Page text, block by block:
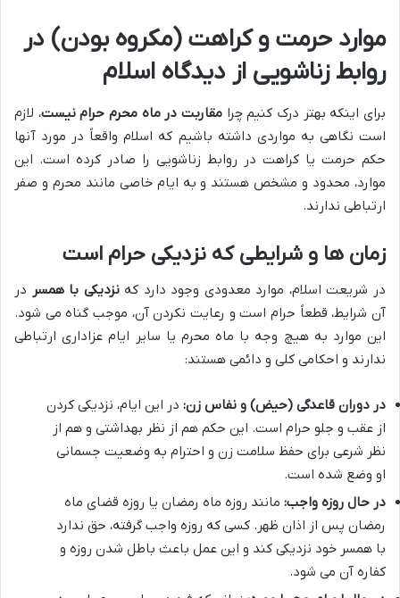
موارد حرمت و کراهت (مکروه بودن) در
روابط زناشویی از دیدگاه اسلام
برای اینکه بهتر درک کنیم چرا مقاربت در ماه محرم حرام نیست، لازم
است نگاهی به مواردی داشته باشیم که اسلام واقعاً در مورد آنها
حکم حرمت یا کراهت در روابط زناشویی را صادر کرده است. این
موارد، محدود و مشخص هستند و به ایام خاصی مانند محرم و صفر
ارتباطی ندارند.
زمان ها و شرایطی که نزدیکی حرام است
در شریعت اسلام، موارد معدودی وجود دارد کهنزدیکی با همسر در
آن شرایط، قطعاً حرام است و رعایت نکردن آن، موجب گناه می شود.
این موارد به هیچ وجه با ماه محرم یا سایر ایام عزاداری ارتباطی
ندارند و احکامی کلی و دائمی هستند:
در دوران قاعدگی (حیض) و نفاس زن: در این ایام، نزدیکی کردن
از عقب و جلو حرام است. این حکم هم از نظر بهداشتی و هم از
نظر شرعی برای حفظ سلامت زن و احترام به وضعیت جسمانی
او وضع شده است.
در حال روزه واجب: مانند روزه ماه رمضان یا روزه قضای ماه
رمضان پس از اذان ظهر. کسی که روزه واجب گرفته، حق ندارد
با همسر خود نزدیکی کند و این عمل باعث باطل شدن روزه و
کفاره آن می شود.